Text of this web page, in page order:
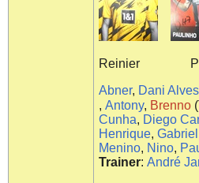
Reinier
Abner, Dani Alves
,Antony, Brenno
Cunha, Diego
Henrique,
Menino, Nino,
Trainer:André